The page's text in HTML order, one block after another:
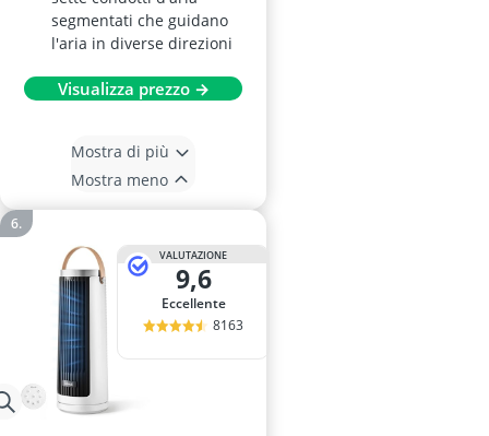
segmentati che guidano
l'aria in diverse direzioni
Visualizza prezzo →
Mostra di più
Mostra meno
VALUTAZIONE
9,6
Eccellente
8163